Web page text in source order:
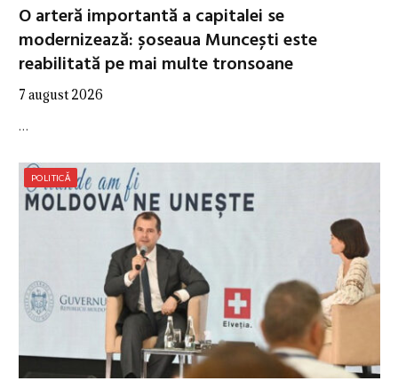
O arteră importantă a capitalei se
modernizează: șoseaua Muncești este
reabilitată pe mai multe tronsoane
7 august 2026
…
POLITICĂ